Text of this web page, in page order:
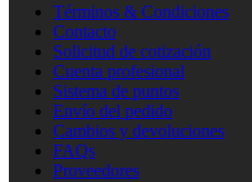
Términos & Condiciones
Contacto
Solicitud de cotización
Cuenta profesional
Sistema de puntos
Envío del pedido
Cambios y devoluciones
FAQs
Proveedores